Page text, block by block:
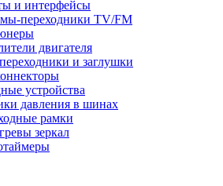
и интерфейсы
переходники TV/FM
двигателя
и заглушки
устройства
давления в шинах
рамки
зеркал